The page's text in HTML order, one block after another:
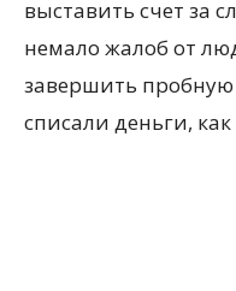
выставить счет за
немало жалоб от
завершить
списали деньги,